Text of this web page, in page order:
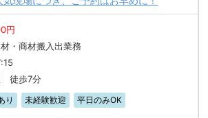
円
・商材搬入出業務
徒歩7分
り 未経験歓迎 平日のみOK